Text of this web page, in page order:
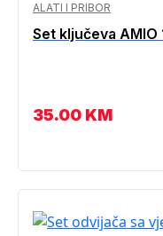
ALATI I PRIBOR
Set ključeva
35.00 KM